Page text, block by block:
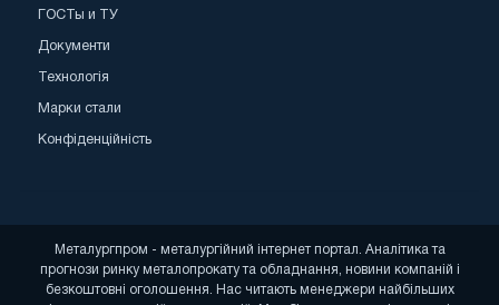
ГОСТы и ТУ
Документи
Технологія
Марки стали
Конфіденційність
Металургпром - металургійний інтернет портал. Аналітика та
прогнози ринку металопрокату та обладнання, новини компаній і
безкоштовні оголошення. Нас читають менеджери найбільших